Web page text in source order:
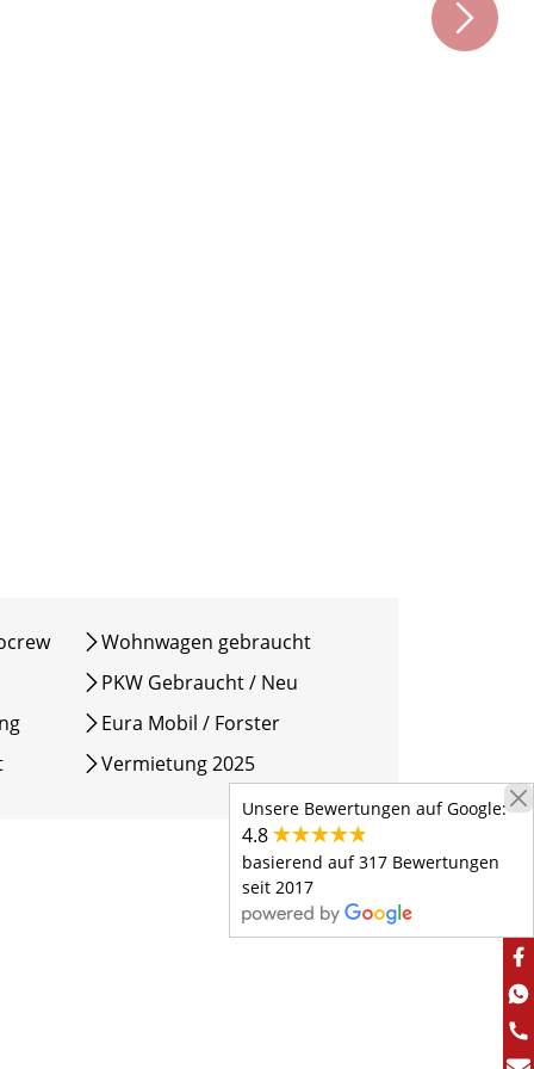
Wohnwagen gebraucht
PKW Gebraucht / Neu
Eura Mobil / Forster
Vermietung 2025
Unsere Bewertungen auf Google:
4.8
basierend auf 317 Bewertungen
seit 2017